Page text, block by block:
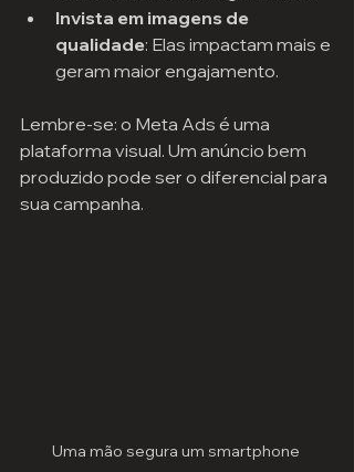
Invista em imagens de
qualidade: Elas impactam mais e
geram maior engajamento.
Lembre-se: o Meta Ads é uma
plataforma visual. Um anúncio bem
produzido pode ser o diferencial para
sua campanha.
Uma mão segura um smartphone